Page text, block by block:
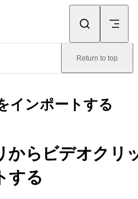
Return to top
インポートする
からビデオクリ
する